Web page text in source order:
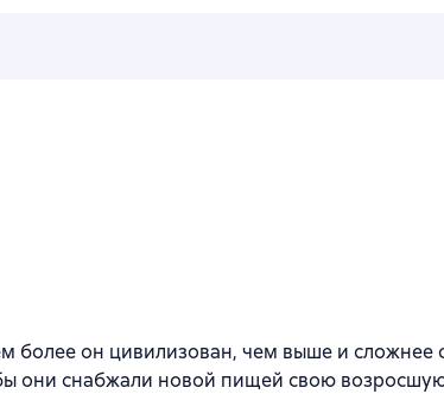
более он цивилизован, чем выше и сложнее
они снабжали новой пищей свою